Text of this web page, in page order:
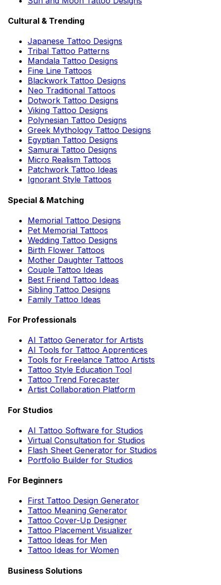
Cultural & Trending
Japanese Tattoo Designs
Tribal Tattoo Patterns
Mandala Tattoo Designs
Fine Line Tattoos
Blackwork Tattoo Designs
Neo Traditional Tattoos
Dotwork Tattoo Designs
Viking Tattoo Designs
Polynesian Tattoo Designs
Greek Mythology Tattoo Designs
Egyptian Tattoo Designs
Samurai Tattoo Designs
Micro Realism Tattoos
Patchwork Tattoo Ideas
Ignorant Style Tattoos
Special & Matching
Memorial Tattoo Designs
Pet Memorial Tattoos
Wedding Tattoo Designs
Birth Flower Tattoos
Mother Daughter Tattoos
Couple Tattoo Ideas
Best Friend Tattoo Ideas
Sibling Tattoo Designs
Family Tattoo Ideas
For Professionals
AI Tattoo Generator for Artists
AI Tools for Tattoo Apprentices
Tools for Freelance Tattoo Artists
Tattoo Style Education Tool
Tattoo Trend Forecaster
Artist Collaboration Platform
For Studios
AI Tattoo Software for Studios
Virtual Consultation for Studios
Flash Sheet Generator for Studios
Portfolio Builder for Studios
For Beginners
First Tattoo Design Generator
Tattoo Meaning Generator
Tattoo Cover-Up Designer
Tattoo Placement Visualizer
Tattoo Ideas for Men
Tattoo Ideas for Women
Business Solutions